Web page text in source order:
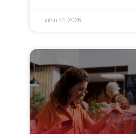
julho 24, 2026